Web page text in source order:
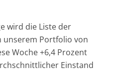
wird die Liste der
unserem Portfolio von
Woche +6,4 Prozent
Einstand